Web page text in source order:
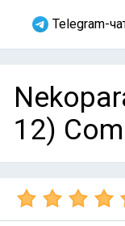
Telegram-
12)